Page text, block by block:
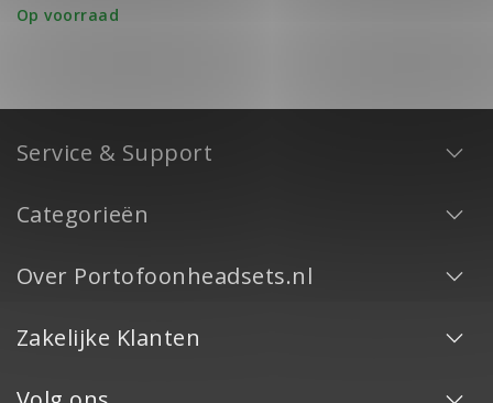
Op voorraad
Service & Support
Categorieën
Over Portofoonheadsets.nl
Zakelijke Klanten